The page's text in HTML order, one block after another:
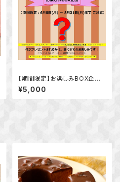
【期間限定】お楽しみBOX企画
（6月8日 ～8月31日まで）
¥5,000